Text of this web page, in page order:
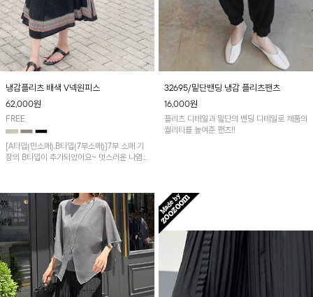
냉감플리츠 배색 V넥원피스
62,000원
FREE
[A타입(민소매),B타입(7부소매)]7부 소매 기
장의 B타입이 추가되었어요~ 멋스러운 나염
편안하게 착용됩니다!
32695/밑단밴딩 냉감 플리츠팬츠
16,000원
플리츠 디테일과 밑단의 밴딩 디테일로 제품의
퀄리티를 높여준 팬츠!!